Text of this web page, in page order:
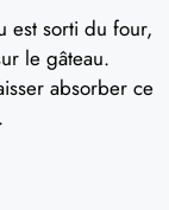
est sorti du four,
le gâteau.
absorber ce